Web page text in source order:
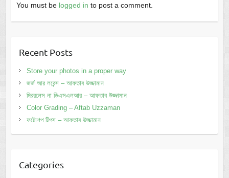
You must be logged in to post a comment.
Recent Posts
Store your photos in a proper way
জর্জ আর লরেন্স – আফতাব উজ্জামান
মিররলেস না ডিএসএলআর – আফতাব উজ্জামান
Color Grading – Aftab Uzzaman
ফটোশপ টিপস – আফতাব উজ্জামান
Categories